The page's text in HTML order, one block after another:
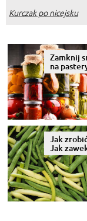
Kurczak po nicejsku
Zamknij
na
Jak
Jak